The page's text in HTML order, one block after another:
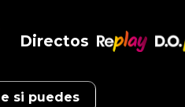
Directos
si puedes